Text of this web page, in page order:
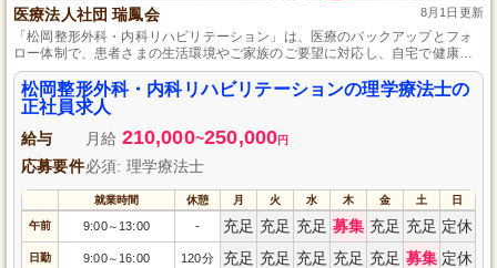
医療法人社団 瑞鳳会 8月1日更新
「松岡整形外科・内科リハビリテーション」は、医療のバックアップとフォ
ロー体制で、患者さまの生活環境やご家族のご要望に対応し、自宅で健康的
な生活をサポートする訪問リハビリ事業所です。
松岡整形外科・内科リハビリテーションの理学療法士の
正社員求人
給与 月給 210,000~250,000円
応募要件必須: 理学療法士
就業時間 休憩 月 火 水 木 金 土 日
午前 9:00～ 13:00 - 充足 充足 充足 募集 充足 充足 定休
日勤 9:00～ 16:00 120分 充足 充足 充足 充足 充足 募集 定休